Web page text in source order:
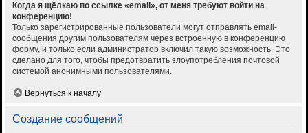
Когда я щёлкаю по ссылке «email», от меня требуют войти на
конференцию!
Только зарегистрированные пользователи могут отправлять email-
сообщения другим пользователям через встроенную в конференцию
форму, и только если администратор включил такую возможность. Это
сделано для того, чтобы предотвратить злоупотребления почтовой
системой анонимными пользователями.
Вернуться к началу
Создание сообщений